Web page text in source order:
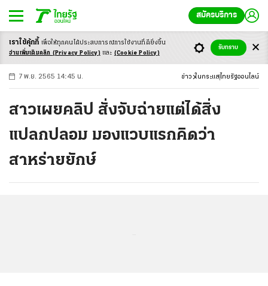
สมัครบริการ
-ก ก ก+
7 พ.ย. 2565 14:45 น. ข่าว ในกระแส ไทยรัฐออนไลน์
สาวเผยคลิป สั่งจับฉ่ายแต่ได้สิ่ง
แปลกปลอม มองแวบแรกคิดว่า
สาหร่ายยักษ์
เราใช้คุ้กกี้ เพื่อให้ทุกคนได้ประสบการณ์การใช้งานที่ดียิ่งขึ้น
อ่านเพิ่มเติมคลิก (Privacy Policy) และ (Cookie Policy)
รับทราบ